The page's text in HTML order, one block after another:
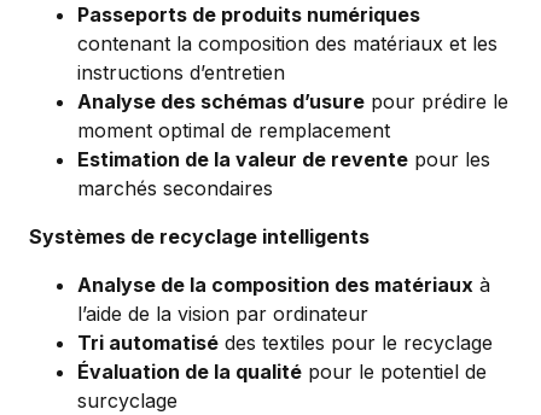
Passeports de produits numériques
contenant la composition des matériaux et les
instructions d’entretien
Analyse des schémas d’usure pour prédire le
moment optimal de remplacement
Estimation de la valeur de revente pour les
marchés secondaires
Systèmes de recyclage intelligents
Analyse de la composition des matériaux à
l’aide de la vision par ordinateur
Tri automatisé des textiles pour le recyclage
Évaluation de la qualité pour le potentiel de
surcyclage